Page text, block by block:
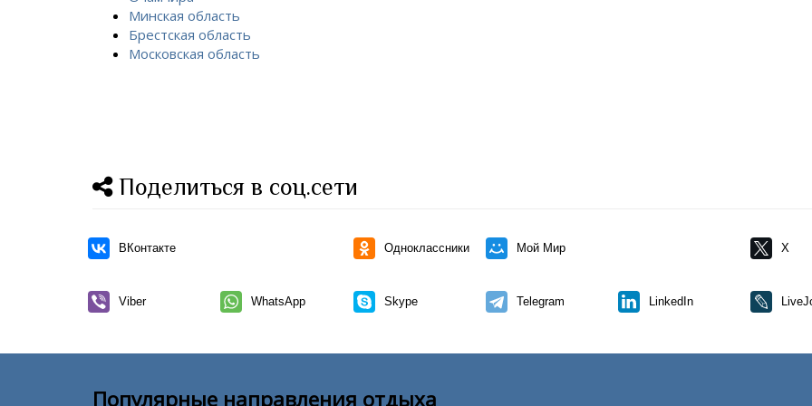
Минская область
Брестская область
Московская область
Поделиться в соц.сети
ВКонтакте Одноклассники Мой Мир X
Viber WhatsApp Skype Telegram LinkedIn
Популярные направления отдыха